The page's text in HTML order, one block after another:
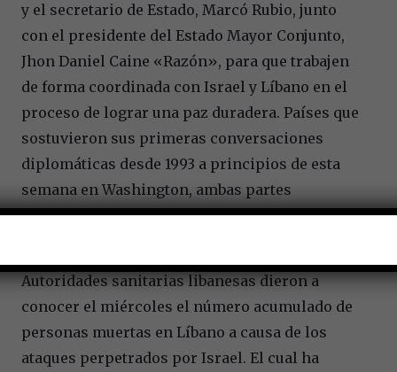
y el secretario de Estado, Marcó Rubio, junto
con el presidente del Estado Mayor Conjunto,
Jhon Daniel Caine «Razón», para que trabajen
de forma coordinada con Israel y Líbano en el
proceso de lograr una paz duradera. Países que
sostuvieron sus primeras conversaciones
diplomáticas desde 1993 a principios de esta
semana en Washington, ambas partes
concordaron en la importancia de iniciar
Autoridades sanitarias libanesas dieron a
conocer el miércoles el número acumulado de
personas muertas en Líbano a causa de los
ataques perpetrados por Israel. El cual ha